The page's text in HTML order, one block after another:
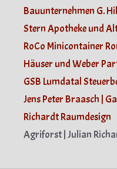
Bauunternehmen G.
Stern Apotheke und
RoCo Minicontainer
Häuser und Weber
GSB Lumdatal
Jens Peter Braasch |
Richardt Raumdesign
Agriforst | Julian